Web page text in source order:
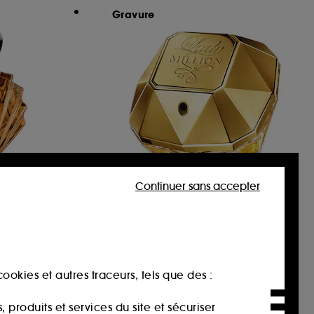
RABANNE FRAGRANCES
165,00€ /100ml
Gravure
et autres traceurs, tels que des :
et services du site et sécuriser
Continuer sans accepter